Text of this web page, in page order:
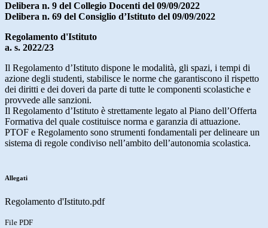
Delibera n. 9 del Collegio Docenti del 09/09/2022
Delibera n. 69 del Consiglio d’Istituto del 09/09/2022
Regolamento d'Istituto
a. s. 2022/23
Il Regolamento d’Istituto dispone le modalità, gli spazi, i tempi di
azione degli studenti, stabilisce le norme che garantiscono il rispetto
dei diritti e dei doveri da parte di tutte le componenti scolastiche e
provvede alle sanzioni.
Il Regolamento d’Istituto è strettamente legato al Piano dell’Offerta
Formativa del quale costituisce norma e garanzia di attuazione.
PTOF e Regolamento sono strumenti fondamentali per delineare un
sistema di regole condiviso nell’ambito dell’autonomia scolastica.
Allegati
Regolamento d'Istituto.pdf
File PDF